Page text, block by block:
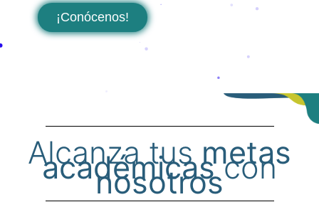
¡Conócenos!
Alcanza tus metas
académicascon
nosotros